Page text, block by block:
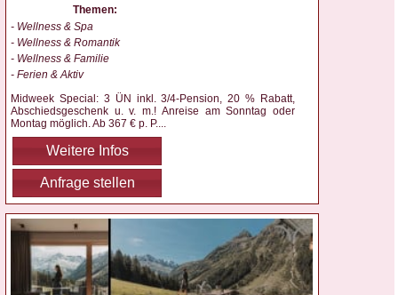
Themen:
- Wellness & Spa
- Wellness & Romantik
- Wellness & Familie
- Ferien & Aktiv
Midweek Special: 3 ÜN inkl. 3/4-Pension, 20 % Rabatt,
Abschiedsgeschenk u. v. m.! Anreise am Sonntag oder
Montag möglich. Ab 367 € p. P.
Weitere Infos
Anfrage stellen